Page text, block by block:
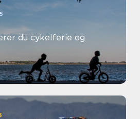
du cykelferie og